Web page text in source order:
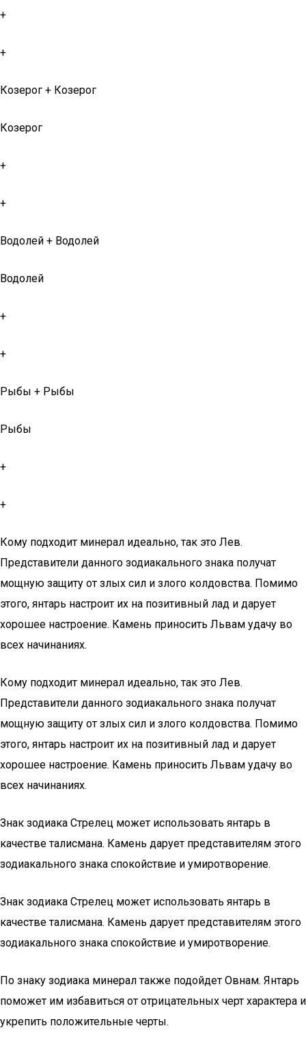
+
+
Козерог + Козерог
Козерог
+
+
Водолей + Водолей
Водолей
+
+
Рыбы + Рыбы
Рыбы
+
+
Кому подходит минерал идеально, так это Лев.
Представители данного зодиакального знака получат
мощную защиту от злых сил и злого колдовства. Помимо
этого, янтарь настроит их на позитивный лад и дарует
хорошее настроение. Камень приносить Львам удачу во
всех начинаниях.
Кому подходит минерал идеально, так это Лев.
Представители данного зодиакального знака получат
мощную защиту от злых сил и злого колдовства. Помимо
этого, янтарь настроит их на позитивный лад и дарует
хорошее настроение. Камень приносить Львам удачу во
всех начинаниях.
Знак зодиака Стрелец может использовать янтарь в
качестве талисмана. Камень дарует представителям этого
зодиакального знака спокойствие и умиротворение.
Знак зодиака Стрелец может использовать янтарь в
качестве талисмана. Камень дарует представителям этого
зодиакального знака спокойствие и умиротворение.
По знаку зодиака минерал также подойдет Овнам. Янтарь
поможет им избавиться от отрицательных черт характера и
укрепить положительные черты.